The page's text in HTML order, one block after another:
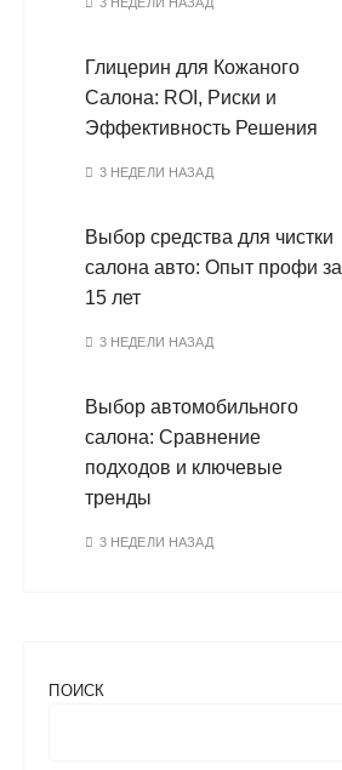
Глицерин для Кожаного
Салона: ROI, Риски и
Эффективность Решения
3 НЕДЕЛИ НАЗАД
Выбор средства для чистки
салона авто: Опыт профи за
15 лет
3 НЕДЕЛИ НАЗАД
Выбор автомобильного
салона: Сравнение
подходов и ключевые
тренды
3 НЕДЕЛИ НАЗАД
ПОИСК